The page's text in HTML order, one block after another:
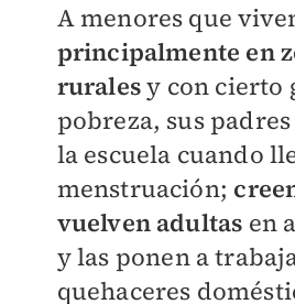
A menores que
principalmente en
ruralesy con cierto
pobreza, sus
la escuela cuando
menstruación;
vuelven adultas en
y las ponen a
quehaceres